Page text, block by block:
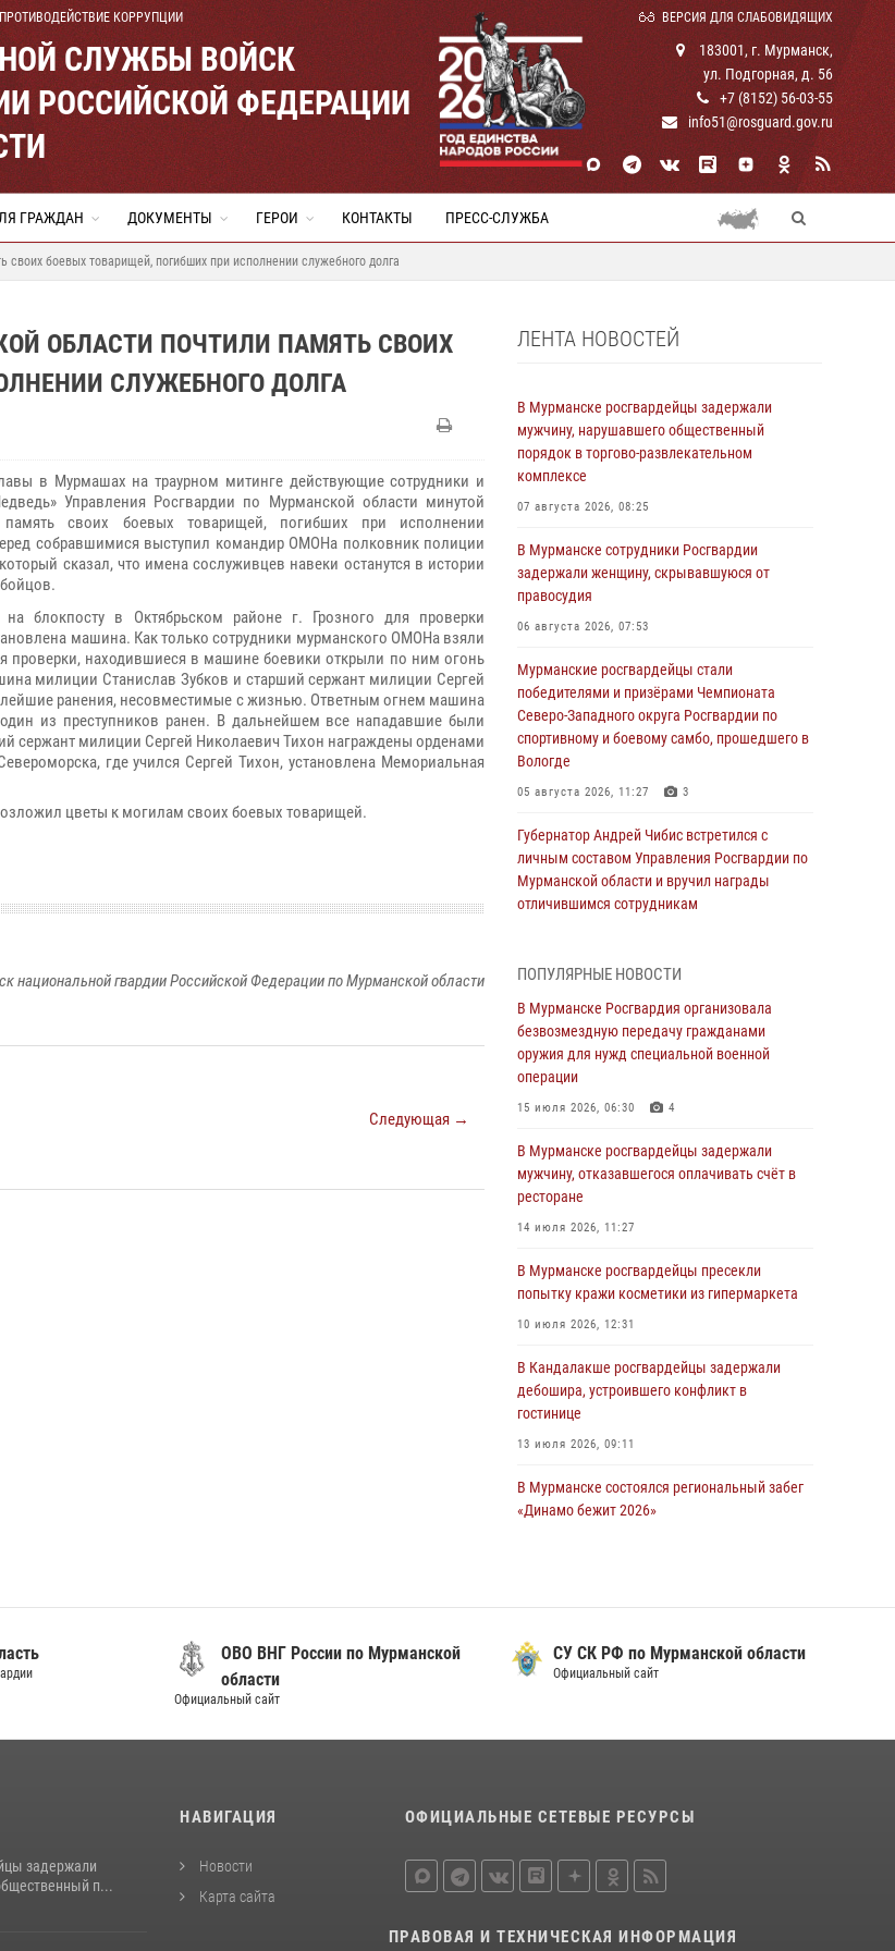
ПРОТИВОДЕЙСТВИЕ КОРРУПЦИИ ВЕРСИЯ ДЛЯ СЛАБОВИДЯЩИХ
СЛУЖБЫ ВОЙСК
РОССИЙСКОЙ ФЕДЕРАЦИИ
183001, г. Мурманск,
ул. Подгорная, д. 56
+7 (8152) 56-03-55
info51@rosguard.gov.ru
ГРАЖДАН ДОКУМЕНТЫ ГЕРОИ КОНТАКТЫ ПРЕСС-СЛУЖБА
боевых товарищей, погибших при исполнении служебного долга
ОБЛАСТИ ПОЧТИЛИ ПАМЯТЬ СВОИХ
СЛУЖЕБНОГО ДОЛГА
в Мурмашах на траурном митинге действующие сотрудники и
Управления Росгвардии по Мурманской области минутой
своих боевых товарищей, погибших при исполнении
собравшимися выступил командир ОМОНа полковник полиции
сказал, что имена сослуживцев навеки останутся в истории
блокпосту в Октябрьском районе г. Грозного для проверки
машина. Как только сотрудники мурманского ОМОНа взяли
проверки, находившиеся в машине боевики открыли по ним огонь
милиции Станислав Зубков и старший сержант милиции Сергей
ранения, несовместимые с жизнью. Ответным огнем машина
из преступников ранен. В дальнейшем все нападавшие были
сержант милиции Сергей Николаевич Тихон награждены орденами
где учился Сергей Тихон, установлена Мемориальная
цветы к могилам своих боевых товарищей.
национальной гвардии Российской Федерации по Мурманской области
Следующая →
ЛЕНТА НОВОСТЕЙ
В Мурманске росгвардейцы задержали
мужчину, нарушавшего общественный
порядок в торгово-развлекательном
комплексе
07 августа 2026, 08:25
В Мурманске сотрудники Росгвардии
задержали женщину, скрывавшуюся от
правосудия
06 августа 2026, 07:53
Мурманские росгвардейцы стали
победителями и призёрами Чемпионата
Северо-Западного округа Росгвардии по
спортивному и боевому самбо, прошедшего в
Вологде
05 августа 2026, 11:27 3
Губернатор Андрей Чибис встретился с
личным составом Управления Росгвардии по
Мурманской области и вручил награды
отличившимся сотрудникам
В Мурманске сотрудники Росгвардии
пресекли утренний дебош в баре на улице
Карла Маркса
04 августа 2026, 08:54
Морской отряд Северо - Западного округа
образования
03 августа 2026, 12:23 4
дебошира на автозаправочной станции
03 августа 2026, 09:12
Сотрудники Росгвардии провели инструктаж
по антитеррористической защищенности для
Сотрудники Росгвардии задержали мужчину,
занятие совместно с МЧС России
30 июля 2026, 14:05
ПОПУЛЯРНЫЕ НОВОСТИ
В Мурманске Росгвардия организовала
безвозмездную передачу гражданами
оружия для нужд специальной военной
операции
15 июля 2026, 06:30 4
В Мурманске росгвардейцы задержали
мужчину, отказавшегося оплачивать счёт в
ресторане
14 июля 2026, 11:27
В Мурманске росгвардейцы пресекли
попытку кражи косметики из гипермаркета
10 июля 2026, 12:31
В Кандалакше росгвардейцы задержали
дебошира, устроившего конфликт в
гостинице
13 июля 2026, 09:11
В Мурманске состоялся региональный забег
«Динамо бежит 2026»
хулиганские действия местной жительницы,
магазине - буфете
15 июля 2026, 14:01
16 июля 2026, 07:26
В Мурманске сотрудники Росгвардии
задержали мужчину, скрывавшегося от
16 июля 2026, 08:31
ОВО ВНГ России по Мурманской
области
Официальный сайт
СУ СК РФ по Мурманской области
Официальный сайт
задержали
п...
НАВИГАЦИЯ
Новости
Карта сайта
ОФИЦИАЛЬНЫЕ СЕТЕВЫЕ РЕСУРСЫ
ПРАВОВАЯ И ТЕХНИЧЕСКАЯ ИНФОРМАЦИЯ